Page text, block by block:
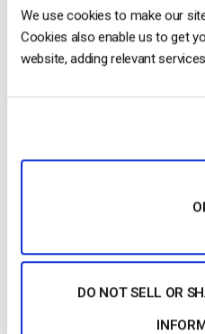
We use cookies to make our
Cookies also enable us to get
website, adding relevant
DO NOT SELL OR
possibile
Questo richiede una certa
riduce a collegare la vostra
Facebook, il lettore video del
tempo reale. Dacast vi
l’applicazione mobile e le
3- Distribuire mentre la
aiutare il loro mercato di
la prima volta. Prendete il